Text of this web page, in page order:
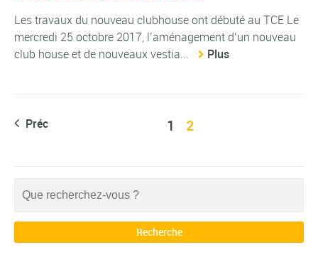
Les travaux du nouveau clubhouse ont débuté au TCE Le
mercredi 25 octobre 2017, l’aménagement d’un nouveau
club house et de nouveaux vestia...
Plus
Préc 1 2